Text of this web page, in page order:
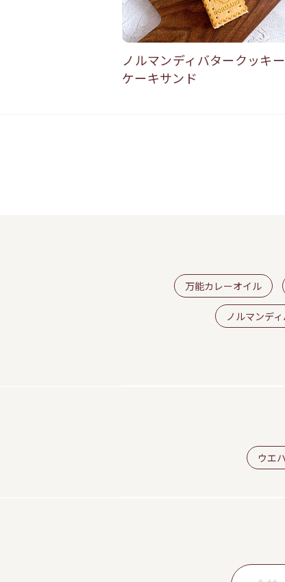
ノルマンディバタークッキ
ケーキサンド
万能カレーオイル
ノルマンデ
ウエ